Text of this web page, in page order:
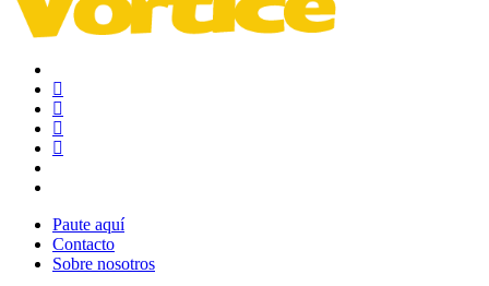
twitter
facebook
youtube
instagram
whatsapp
Paute aquí
Contacto
Sobre nosotros